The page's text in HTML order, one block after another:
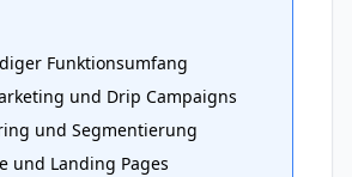
Funktionsumfang
und Drip Campaigns
und Segmentierung
und Landing Pages